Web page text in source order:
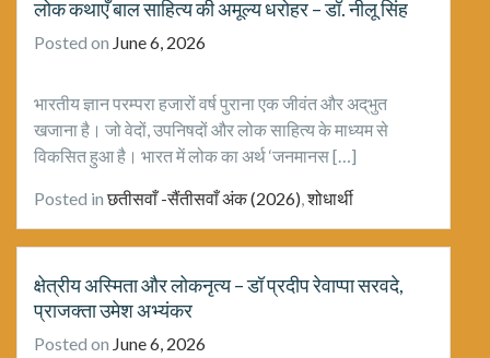
लोक कथाएँ बाल साहित्य की अमूल्य धरोहर – डॉ. नीलू सिंह
Posted on June 6, 2026
भारतीय ज्ञान परम्परा हजारों वर्ष पुराना एक जीवंत और अद्‌भुत
खजाना है। जो वेदों, उपनिषदों और लोक साहित्य के माध्यम से
विकसित हुआ है। भारत में लोक का अर्थ ‘जनमानस […]
Posted inछतीसवाँ -सैंतीसवाँ अंक (2026) ,शोधार्थी
क्षेत्रीय अस्मिता और लोकनृत्य – डॉ प्रदीप रेवाप्पा सरवदे,
प्राजक्ता उमेश अभ्यंकर
Posted on June 6, 2026